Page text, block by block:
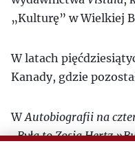
„Kulturę” w Wielkiej
W latach
Kanady, gdzie
WAutobiografii na
„Była to Zosia Hertz